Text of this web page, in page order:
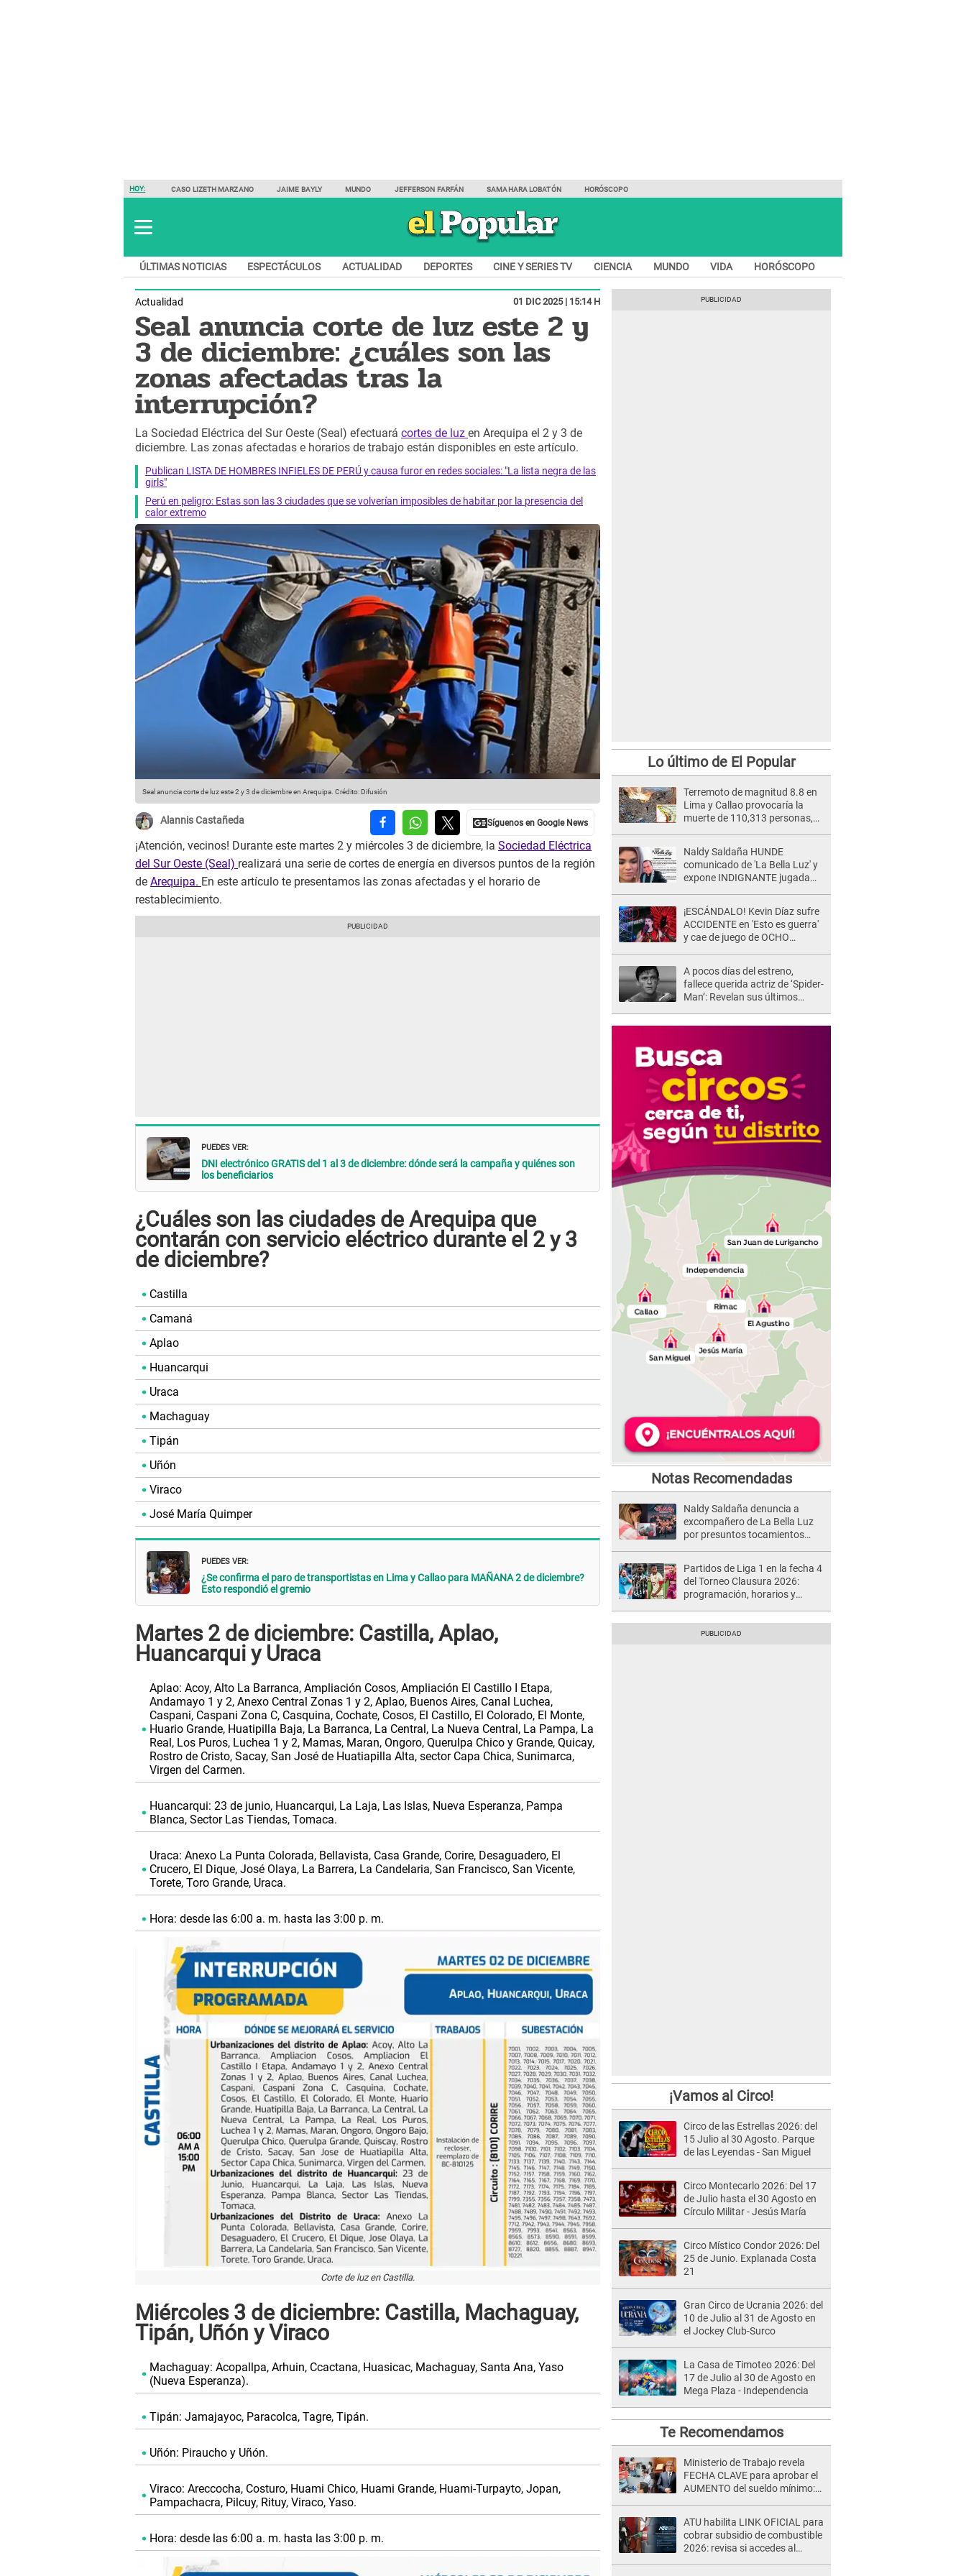
HOY: CASO LIZETH MARZANO JAIME BAYLY MUNDO JEFFERSON FARFÁN SAMAHARA LOBATÓN HORÓSCOPO
ÚLTIMAS NOTICIAS ESPECTÁCULOS ACTUALIDAD DEPORTES CINE Y SERIES TV CIENCIA MUNDO VIDA HORÓSCOPO
Actualidad 01 DIC 2025 | 15:14 H
Seal anuncia corte de luz este 2 y
3 de diciembre: ¿cuáles son las
zonas afectadas tras la
interrupción?
La Sociedad Eléctrica del Sur Oeste (Seal) efectuará cortes de luz en Arequipa el 2 y 3 de
diciembre. Las zonas afectadas e horarios de trabajo están disponibles en este artículo.
Publican LISTA DE HOMBRES INFIELES DE PERÚ y causa furor en redes sociales: "La lista negra de las
girls"
Perú en peligro: Estas son las 3 ciudades que se volverían imposibles de habitar por la presencia del
calor extremo
Seal anuncia corte de luz este 2 y 3 de diciembre en Arequipa. Crédito: Difusión
Alannis Castañeda
¡Atención, vecinos! Durante este martes 2 y miércoles 3 de diciembre, la Sociedad Eléctrica
del Sur Oeste (Seal) realizará una serie de cortes de energía en diversos puntos de la región
de Arequipa. En este artículo te presentamos las zonas afectadas y el horario de
restablecimiento.
PUEDES VER:
DNI electrónico GRATIS del 1 al 3 de diciembre: dónde será la campaña y quiénes son
los beneficiarios
¿Cuáles son las ciudades de Arequipa que
contarán con servicio eléctrico durante el 2 y 3
de diciembre?
Castilla
Camaná
Aplao
Huancarqui
Uraca
Machaguay
Tipán
Uñón
Viraco
José María Quimper
PUEDES VER:
¿Se confirma el paro de transportistas en Lima y Callao para MAÑANA 2 de diciembre?
Esto respondió el gremio
Martes 2 de diciembre: Castilla, Aplao,
Huancarqui y Uraca
Aplao: Acoy, Alto La Barranca, Ampliación Cosos, Ampliación El Castillo I Etapa,
Andamayo 1 y 2, Anexo Central Zonas 1 y 2, Aplao, Buenos Aires, Canal Luchea,
Caspani, Caspani Zona C, Casquina, Cochate, Cosos, El Castillo, El Colorado, El Monte,
Huario Grande, Huatipilla Baja, La Barranca, La Central, La Nueva Central, La Pampa, La
Real, Los Puros, Luchea 1 y 2, Mamas, Maran, Ongoro, Querulpa Chico y Grande, Quicay,
Rostro de Cristo, Sacay, San José de Huatiapilla Alta, sector Capa Chica, Sunimarca,
Virgen del Carmen.
Huancarqui: 23 de junio, Huancarqui, La Laja, Las Islas, Nueva Esperanza, Pampa
Blanca, Sector Las Tiendas, Tomaca.
Uraca: Anexo La Punta Colorada, Bellavista, Casa Grande, Corire, Desaguadero, El
Crucero, El Dique, José Olaya, La Barrera, La Candelaria, San Francisco, San Vicente,
Torete, Toro Grande, Uraca.
Hora: desde las 6:00 a. m. hasta las 3:00 p. m.
Corte de luz en Castilla.
Miércoles 3 de diciembre: Castilla, Machaguay,
Tipán, Uñón y Viraco
Machaguay: Acopallpa, Arhuin, Ccactana, Huasicac, Machaguay, Santa Ana, Yaso
(Nueva Esperanza).
Tipán: Jamajayoc, Paracolca, Tagre, Tipán.
Uñón: Piraucho y Uñón.
Viraco: Areccocha, Costuro, Huami Chico, Huami Grande, Huami-Turpayto, Jopan,
Pampachacra, Pilcuy, Rituy, Viraco, Yaso.
Hora: desde las 6:00 a. m. hasta las 3:00 p. m.
Lo último de El Popular
Terremoto de magnitud 8.8 en
Lima y Callao provocaría la
muerte de 110,313 personas,
Naldy Saldaña HUNDE
comunicado de 'La Bella Luz' y
expone INDIGNANTE jugada
"Que he tenido algo..."
¡ESCÁNDALO! Kevin Díaz sufre
ACCIDENTE en 'Esto es guerra'
y cae de juego de OCHO
A pocos días del estreno,
fallece querida actriz de ‘Spider-
Man’: Revelan sus últimos
Notas Recomendadas
Naldy Saldaña denuncia a
excompañero de La Bella Luz
por presuntos tocamientos
Partidos de Liga 1 en la fecha 4
del Torneo Clausura 2026:
programación, horarios y
¡Vamos al Circo!
Circo de las Estrellas 2026: del
15 Julio al 30 Agosto. Parque
de las Leyendas - San Miguel
Circo Montecarlo 2026: Del 17
de Julio hasta el 30 Agosto en
Círculo Militar - Jesús María
Circo Místico Condor 2026: Del
25 de Junio. Explanada Costa
21
Gran Circo de Ucrania 2026: del
10 de Julio al 31 de Agosto en
el Jockey Club-Surco
La Casa de Timoteo 2026: Del
17 de Julio al 30 de Agosto en
Mega Plaza - Independencia
Te Recomendamos
Ministerio de Trabajo revela
FECHA CLAVE para aprobar el
AUMENTO del sueldo mínimo:
ATU habilita LINK OFICIAL para
cobrar subsidio de combustible
2026: revisa si accedes al